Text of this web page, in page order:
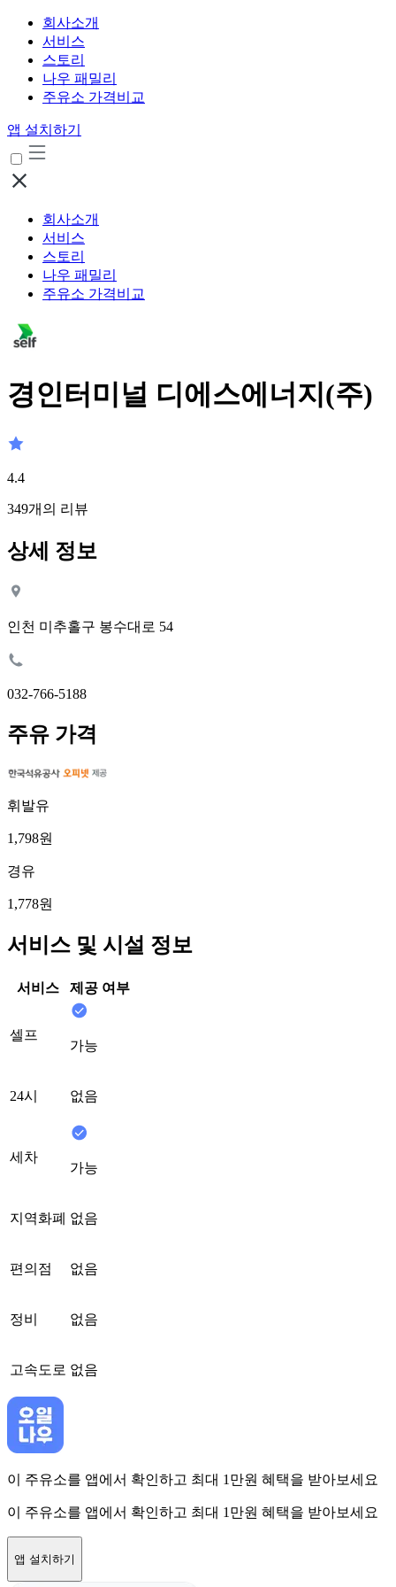
회사소개
서비스
스토리
나우 패밀리
주유소 가격비교
앱 설치하기
회사소개
서비스
스토리
나우 패밀리
주유소 가격비교
경인터미널 디에스에너지(주)
4.4
349개의 리뷰
상세 정보
인천 미추홀구 봉수대로 54
032-766-5188
주유 가격
휘발유
1,798원
경유
1,778원
서비스 및 시설 정보
서비스 제공 여부
셀프
가능
24시 없음
세차
가능
지역화폐 없음
편의점 없음
정비 없음
고속도로 없음
이 주유소를 앱에서 확인하고 최대 1만원 혜택을 받아보세요
이 주유소를 앱에서 확인하고 최대 1만원 혜택을 받아보세요
앱 설치하기